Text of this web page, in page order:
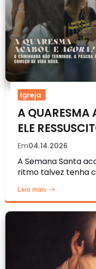
Igreja
A QUARESMA
ELE
Em04.14.2026
A Semana Santa
ritmo talvez tenha
Leia mais